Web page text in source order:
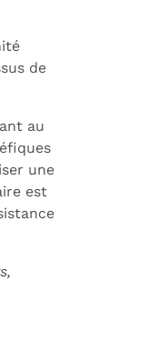
de
au
une
est